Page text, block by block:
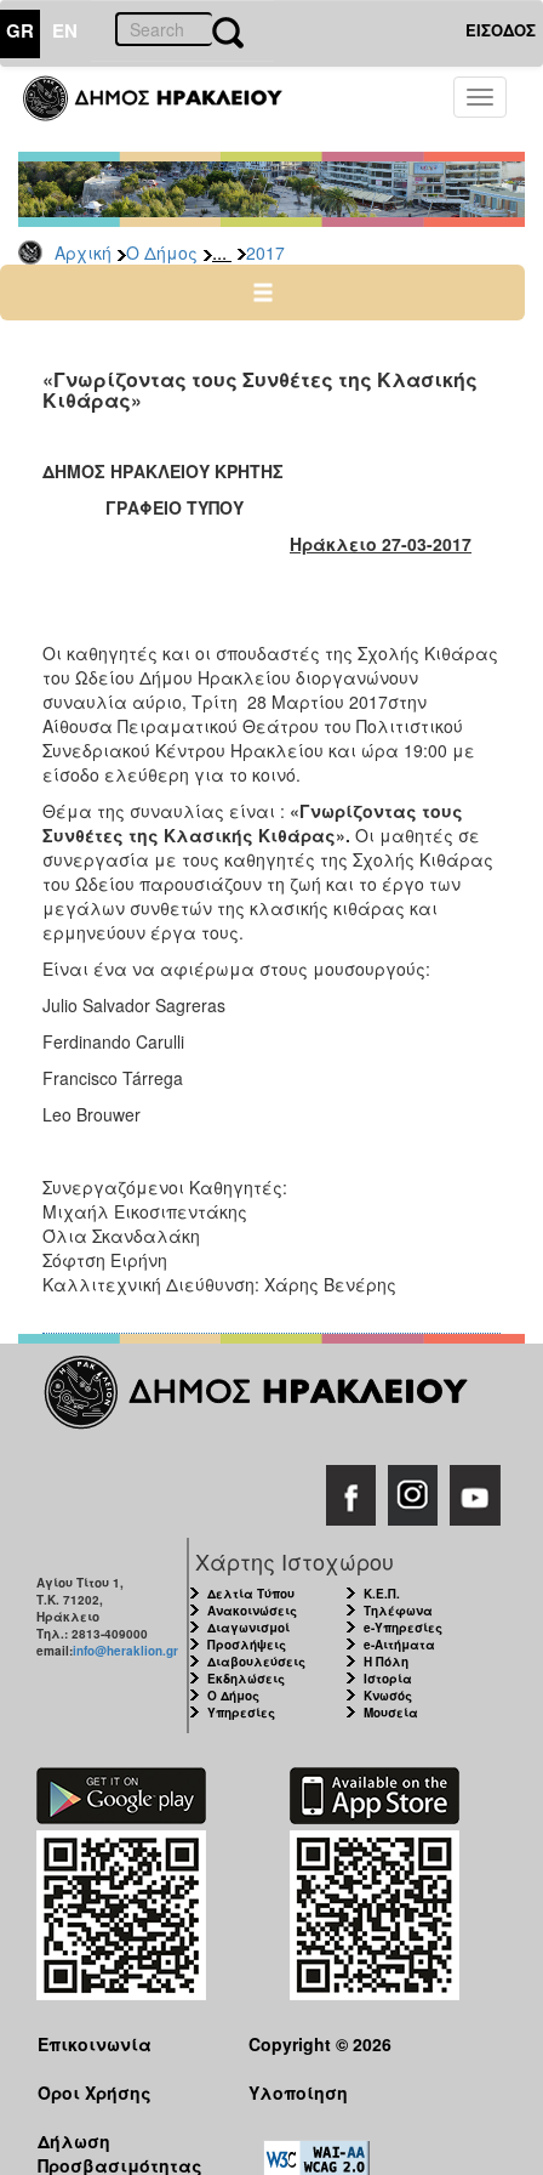
GR EN ΕΙΣΟΔΟΣ
Toggle
Αρχική Ο Δήμος ... 2017
ΔΗΜΟΣ
Δελτία
Τύπου
Αρχείο
2026
2024
2022
2020
2019
2015
2013
2012
2011
2006
ΤΟΠΟΣ
ΠΟΛΙΤΙΣΜΟΣ
ΑΝΘΕΚΤΙΚΗ
ΠΟΛΗ
«Γνωρίζοντας τους Συνθέτες της Κλασικής
Κιθάρας»
ΔΗΜΟΣ ΗΡΑΚΛΕΙΟΥ ΚΡΗΤΗΣ
ΓΡΑΦΕΙΟ ΤΥΠΟΥ
Ηράκλειο 27-03-2017
Οι καθηγητές και οι σπουδαστές της Σχολής Κιθάρας
του Ωδείου Δήμου Ηρακλείου διοργανώνουν
συναυλία αύριο, Τρίτη 28 Μαρτίου 2017στην
Αίθουσα Πειραματικού Θεάτρου του Πολιτιστικού
Συνεδριακού Κέντρου Ηρακλείου και ώρα 19:00 με
είσοδο ελεύθερη για το κοινό.
Θέμα της συναυλίας είναι : «Γνωρίζοντας τους
Συνθέτες της Κλασικής Κιθάρας». Οι μαθητές σε
συνεργασία με τους καθηγητές της Σχολής Κιθάρας
του Ωδείου παρουσιάζουν τη ζωή και το έργο των
μεγάλων συνθετών της κλασικής κιθάρας και
ερμηνεύουν έργα τους.
Είναι ένα να αφιέρωμα στους μουσουργούς:
Julio Salvador Sagreras
Ferdinando Carulli
Francisco Tárrega
Leo Brouwer
Συνεργαζόμενοι Καθηγητές:
Μιχαήλ Εικοσιπεντάκης
Όλια Σκανδαλάκη
Σόφτση Ειρήνη
Καλλιτεχνική Διεύθυνση: Χάρης Βενέρης
Αγίου Τίτου 1,
Τ.Κ. 71202,
Ηράκλειο
Τηλ.: 2813-409000
email:info@heraklion.gr
Χάρτης Ιστοχώρου
Δελτία Τύπου
Ανακοινώσεις
Διαγωνισμοί
Προσλήψεις
Διαβουλεύσεις
Εκδηλώσεις
Ο Δήμος
Υπηρεσίες
Κ.Ε.Π.
Τηλέφωνα
e-Υπηρεσίες
e-Αιτήματα
Η Πόλη
Ιστορία
Κνωσός
Μουσεία
Επικοινωνία
Όροι Χρήσης
Δήλωση
Προσβασιμότητας
Copyright © 2026
Υλοποίηση